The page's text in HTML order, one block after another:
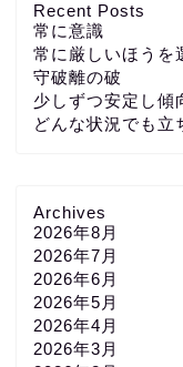
Recent Posts
常に意識
常に厳しいほうを
守破離の破
少しずつ安定し傾
どんな状況でも立
Archives
2026年8月
2026年7月
2026年6月
2026年5月
2026年4月
2026年3月